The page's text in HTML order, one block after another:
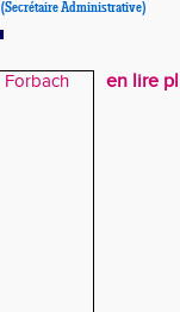
(Secrétaire Administrative)
en lire